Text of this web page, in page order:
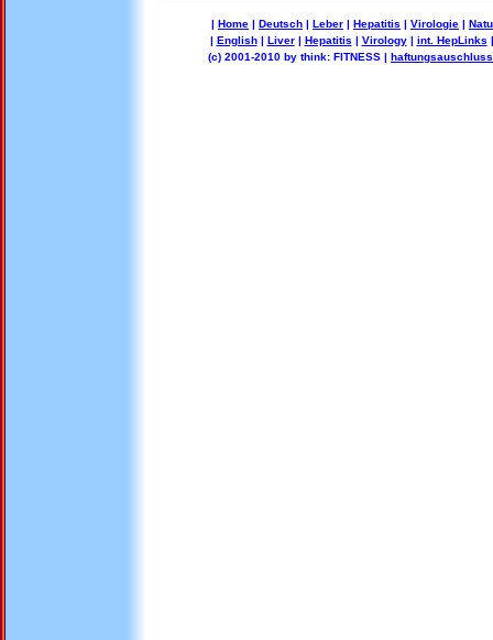
| Home | Deutsch | Leber | Hepatitis | Virologie |
| English| Liver| Hepatitis | Virology| int. HepLinks
(c) 2001-2010 by think: FITNESS |